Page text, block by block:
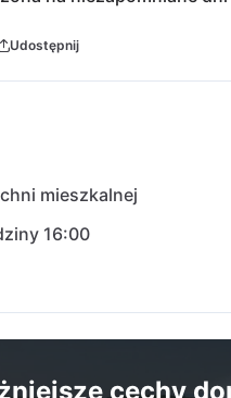
na codzienne potrzeby
w pobliskiej
stąd. Miłośnicy
na wędrówki i
Twoim wymarzonym
Udostępnij
mieszkalnej
16:00
cechy